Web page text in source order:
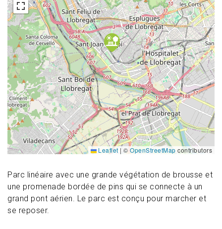
Parc linéaire avec une grande végétation de brousse et
une promenade bordée de pins qui se connecte à un
grand pont aérien. Le parc est conçu pour marcher et
se reposer.
Leaflet |©OpenStreetMap contributors